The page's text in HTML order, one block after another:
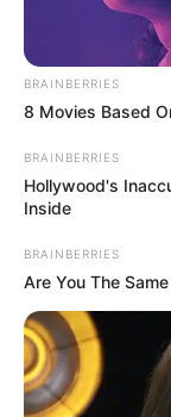
BRAINBERRIES
8 Movies Based
BRAINBERRIES
Hollywood's
Inside
BRAINBERRIES
Are You The